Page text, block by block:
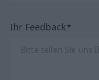
Ihr Feedback*